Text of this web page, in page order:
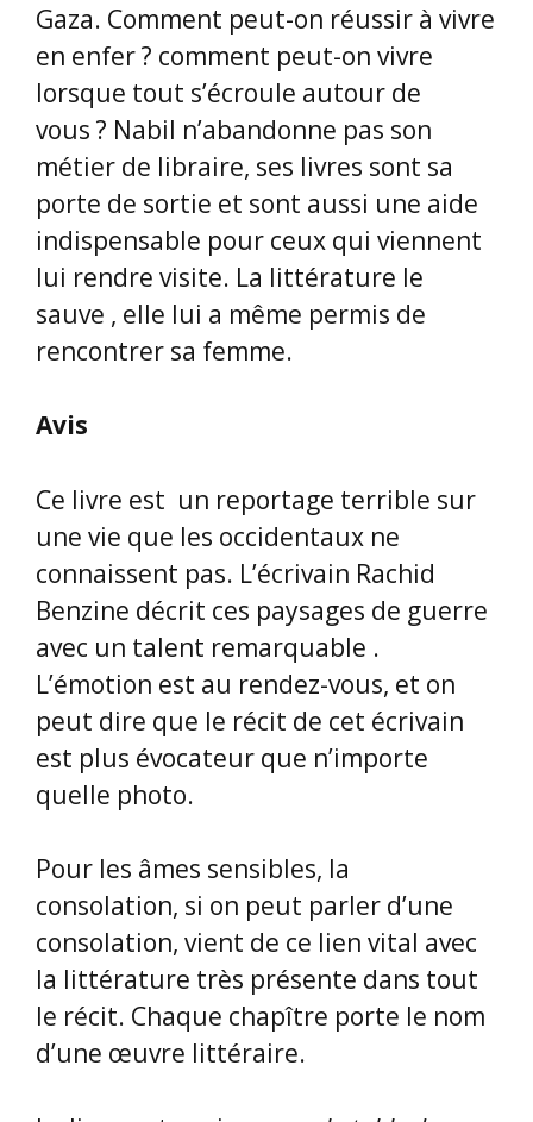
Gaza. Comment peut-on réussir à vivre
en enfer ? comment peut-on vivre
lorsque tout s’écroule autour de
vous ? Nabil n’abandonne pas son
métier de libraire, ses livres sont sa
porte de sortie et sont aussi une aide
indispensable pour ceux qui viennent
lui rendre visite. La littérature le
sauve , elle lui a même permis de
rencontrer sa femme.
Avis
Ce livre est un reportage terrible sur
une vie que les occidentaux ne
connaissent pas. L’écrivain Rachid
Benzine décrit ces paysages de guerre
avec un talent remarquable .
L’émotion est au rendez-vous, et on
peut dire que le récit de cet écrivain
est plus évocateur que n’importe
quelle photo.
Pour les âmes sensibles, la
consolation, si on peut parler d’une
consolation, vient de ce lien vital avec
la littérature très présente dans tout
le récit. Chaque chapître porte le nom
d’une œuvre littéraire.